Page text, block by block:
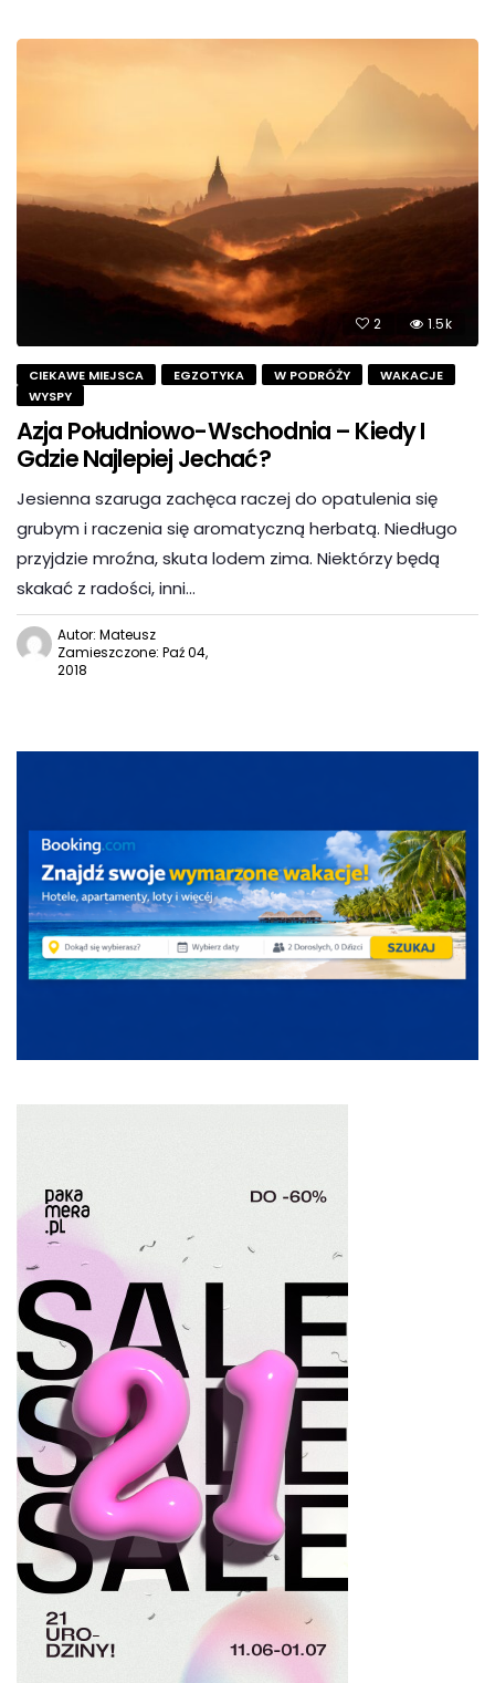
2 1.5k
CIEKAWE MIEJSCA EGZOTYKA W PODRÓŻY
WAKACJE
WYSPY
Azja Południowo-Wschodnia – Kiedy I
Gdzie Najlepiej Jechać?
Jesienna szaruga zachęca raczej do opatulenia się
grubym i raczenia się aromatyczną herbatą. Niedługo
przyjdzie mroźna, skuta lodem zima. Niektórzy będą
skakać z radości, inni…
Autor: Mateusz
Zamieszczone: Paź 04,
2018